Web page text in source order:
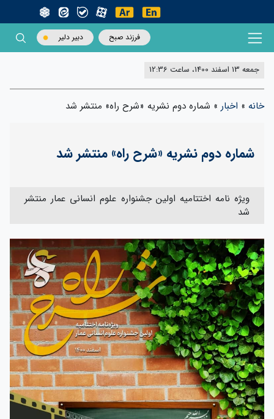
فرزند صبح دبیر دلیر
جمعه 13 اسفند 1400، ساعت 12:36
خانه»اخبار»شماره دوم نشریه «شرح راه» منتشر شد
شماره دوم نشریه «شرح راه» منتشر شد
ویژه نامه اختتامیه اولین جشنواره علوم انسانی عمار منتشر
شد